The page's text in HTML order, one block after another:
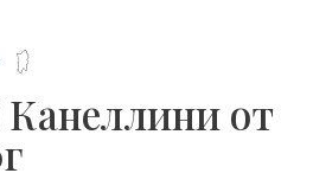
Канеллини от